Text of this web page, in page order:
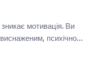
мотивація. Ви
психічно